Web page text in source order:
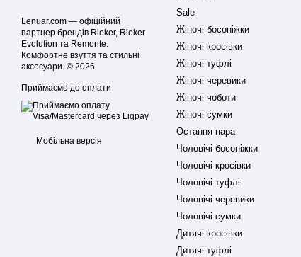
Lenuar.com — офіційний
партнер брендів Rieker, Rieker
Evolution та Remonte.
Комфортне взуття та стильні
аксесуари. © 2026
Приймаємо до оплати
Мобільна версія
Sale
Жіночі босоніжки
Жіночі кросівки
Жіночі туфлі
Жіночі черевики
Жіночі чоботи
Жіночі сумки
Остання пара
Чоловічі босоніжки
Чоловічі кросівки
Чоловічі туфлі
Чоловічі черевики
Чоловічі сумки
Дитячі кросівки
Дитячі туфлі